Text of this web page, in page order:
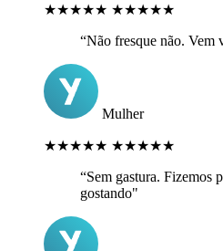
★★★★★ ★★★★★
“Não fresque não. Vem
Mulher
★★★★★ ★★★★★
“Sem gastura. Fizemos
gostando"